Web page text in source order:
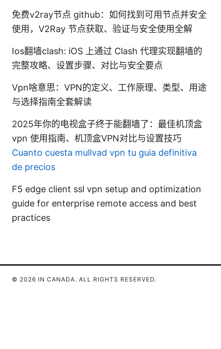
免费v2ray节点 github：如何找到可用节点并安全
使用，V2Ray 节点获取、验证与安全使用全解
Ios翻墙clash: iOS 上通过 Clash 代理实现翻墙的
完整攻略、设置步骤、对比与安全要点
Vpn啥意思：VPN的定义、工作原理、类型、用途
与选择指南全套解读
2025年你的电视盒子终于能翻墙了：最佳机顶盒
vpn 使用指南、机顶盒VPN对比与设置技巧
Cuanto cuesta mullvad vpn tu guia definitiva
de precios
F5 edge client ssl vpn setup and optimization
guide for enterprise remote access and best
practices
© 2026 IN CANADA. ALL RIGHTS RESERVED.